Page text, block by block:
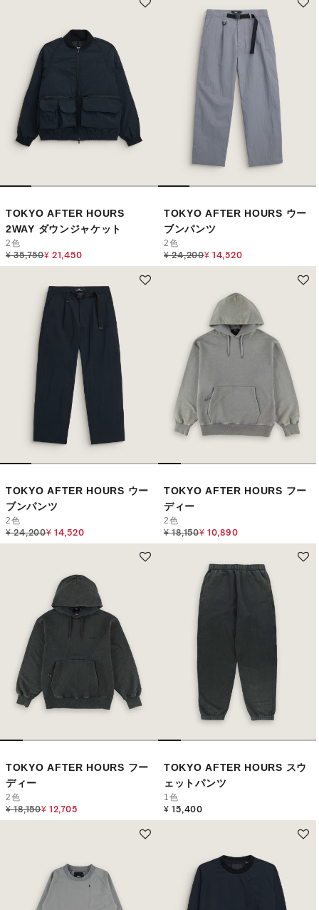
TOKYO AFTER HOURS
2WAY ダウンジャケット
2色
Price reduced from
¥ 35,750to
¥ 21,450
TOKYO AFTER HOURS ウー
ブンパンツ
2色
Price reduced from
¥ 24,200to
¥ 14,520
TOKYO AFTER HOURS ウー
ブンパンツ
2色
Price reduced from
¥ 24,200to
¥ 14,520
TOKYO AFTER HOURS フー
ディー
2色
Price reduced from
¥ 18,150to
¥ 10,890
TOKYO AFTER HOURS フー
ディー
2色
Price reduced from
¥ 18,150to
¥ 12,705
TOKYO AFTER HOURS スウ
ェットパンツ
1色
¥ 15,400